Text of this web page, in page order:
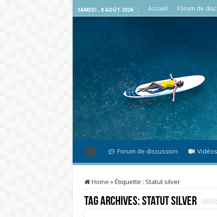
SAMEDI , 8 AOÛT 2026 Accueil Forum de
Forum de discussion Vidéos
Home »Étiquette : Statut silver
Tag Archives:Statut silver